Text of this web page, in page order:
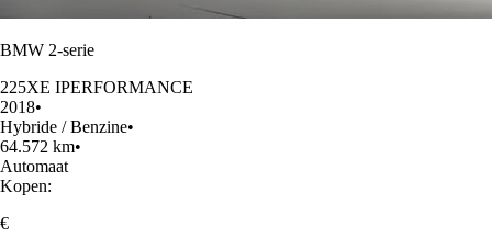
BMW 2-serie
225XE IPERFORMANCE
2018•
Hybride / Benzine•
64.572 km•
Automaat
Kopen:
€